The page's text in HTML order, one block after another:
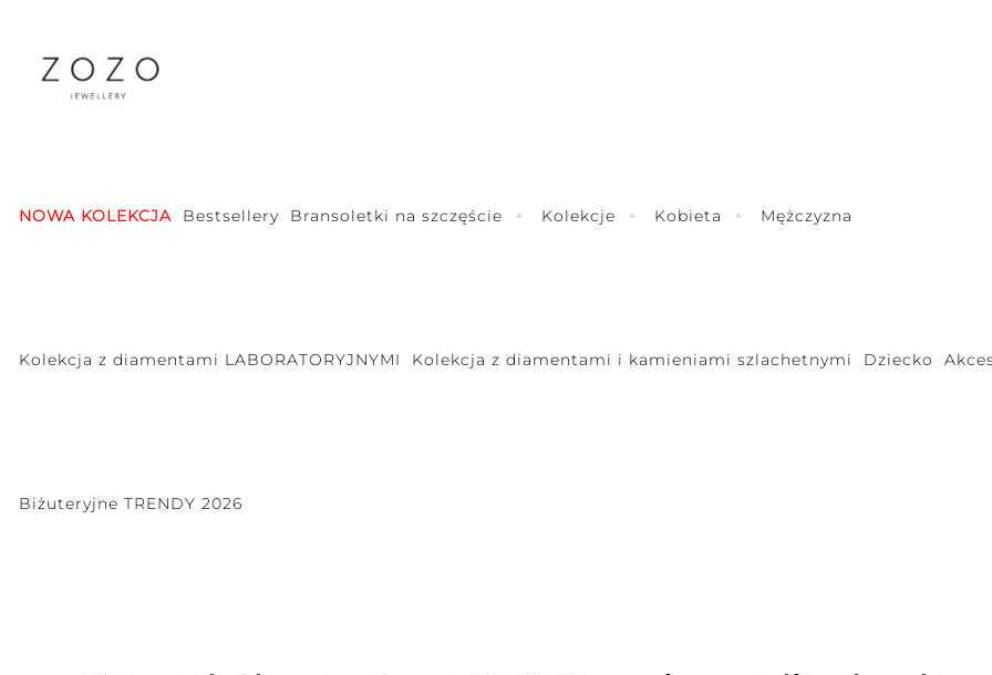
NOWA KOLEKCJA Bestsellery Bransoletki na szczęście Kolekcje Kobieta Mężczyzna
Kolekcja z diamentami LABORATORYJNYMI Kolekcja z diamentami i kamieniami szlachetnymi Dziecko
Biżuteryjne TRENDY 2026